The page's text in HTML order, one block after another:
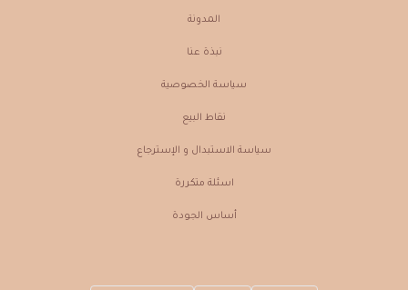
المدونة
نبذة عنـا
سياسة الخصوصية
نقاط البيع
سياسة الاستبدال و الإسترجاع
اسئلة متكررة
أساس الجودة